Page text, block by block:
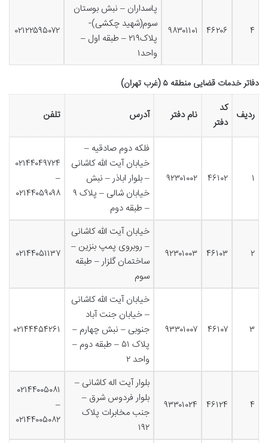
۴ ۴۶۲۰۶ ۹۸۳۰۱۱۰۱
پاسداران – نبش بوستان
سوم(شهید چکشی)-
پلاک۲۱۹ – طبقه اول –
واحد۱
۰۲۱۲۲۵۹۵۰۷۲
دفاتر خدمات قضایی منطقه ۵ (غرب تهران)
ردیف کد
دفتر
نام دفتر آدرس تلفن
۱ ۴۶۱۰۲ ۹۲۳۰۱۰۰۲
فلکه دوم صادقیه –
خیابان آیت الله کاشانی
– بلوار اباذر – نبش
خیابان شالی – پلاک ۹
– طبقه دوم
۰۲۱۴۴۰۴۹۷۲۴
–
۰۲۱۴۴۰۵۹۰۹۸
۲ ۴۶۱۰۳ ۹۲۳۰۱۰۰۳
خیابان آیت الله کاشانی
– روبروی پمپ بنزین –
ساختمان گلزار – طبقه
سوم
۰۲۱۴۴۰۵۱۱۳۷
۳ ۴۶۱۰۷ ۹۳۳۰۱۰۰۷
خیابان آیت الله کاشانی
– خیابان جنت آباد
جنوبی – نبش چهارم –
پلاک ۵۱ – طبقه دوم –
واحد ۲
۰۲۱۴۴۴۵۴۲۶۱
۴ ۴۶۱۲۴ ۹۳۳۰۱۰۲۴
بلوار آیت اله کاشانی –
بلوار فردوس شرق –
جنب مخابرات پلاک
۱۹۲
۰۲۱۴۴۰۰۵۰۸۱
–
۰۲۱۴۴۰۰۵۰۸۲